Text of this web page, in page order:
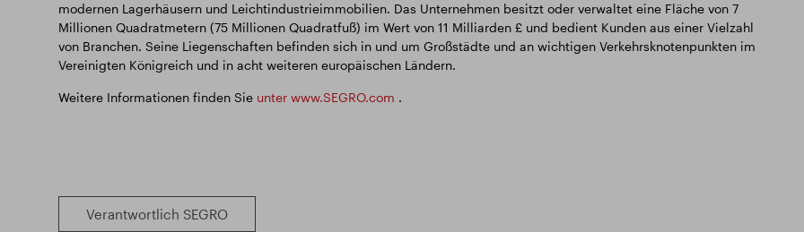
modernen Lagerhäusern und Leichtindustrieimmobilien. Das Unternehmen besitzt oder verwaltet eine Fläche von 7
Millionen Quadratmetern (75 Millionen Quadratfuß) im Wert von 11 Milliarden £ und bedient Kunden aus einer Vielzahl
von Branchen. Seine Liegenschaften befinden sich in und um Großstädte und an wichtigen Verkehrsknotenpunkten im
Vereinigten Königreich und in acht weiteren europäischen Ländern.
Weitere Informationen finden Sie unter www.SEGRO.com .
Verantwortlich SEGRO